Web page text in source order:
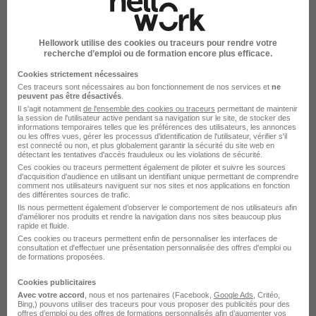
Créer mon alerte
En cliquant sur "Créer mon alerte", vous acceptez les
CGUet déclarez avoir pris connaissance de la
hellowork.com.
Élargissez votre recherche
Alternance Agricole Lyon
Emploi Agricole
Emploi à Lyon
Hellowork utilise des cookies ou traceurs pour rendre votre
recherche d’emploi ou de formation encore plus efficace.
Cookies strictement nécessaires
Ces traceurs sont nécessaires au bon fonctionnement de nos services et ne
peuvent pas être désactivés
Il s'agit notamment de l'ensemble des cookies ou traceurs permettant de maintenir
la session de l'utilisateur active pendant sa navigation sur le site, de stocker des
informations temporaires telles que les préférences des utilisateurs, les annonces
ou les offres vues, gérer les processus d'identification de l'utilisateur, vérifier s'il
est connecté ou non, et plus globalement garantir la sécurité du site web en
détectant les tentatives d'accès frauduleux ou les violations de sécurité.
Ces cookies ou traceurs permettent également de piloter et suivre les sources
d'acquisition d'audience en utilisant un identifiant unique permettant de comprendre
comment nos utilisateurs naviguent sur nos sites et nos applications en fonction
des différentes sources de trafic.
Ils nous permettent également d’observer le comportement de nos utilisateurs afin
d'améliorer nos produits et rendre la navigation dans nos sites beaucoup plus
rapide et fluide.
Ces cookies ou traceurs permettent enfin de personnaliser les interfaces de
consultation et d'effectuer une présentation personnalisée des offres d'emploi ou
de formations proposées.
Cookies publicitaires
Avec votre accord , nous et nos partenaires (Facebook, Google Ads , Critéo,
Bing,) pouvons utiliser des traceurs pour vous proposer des publicités pour des
offres d’emploi ou des offres de formations personnalisés afin d’augmenter vos